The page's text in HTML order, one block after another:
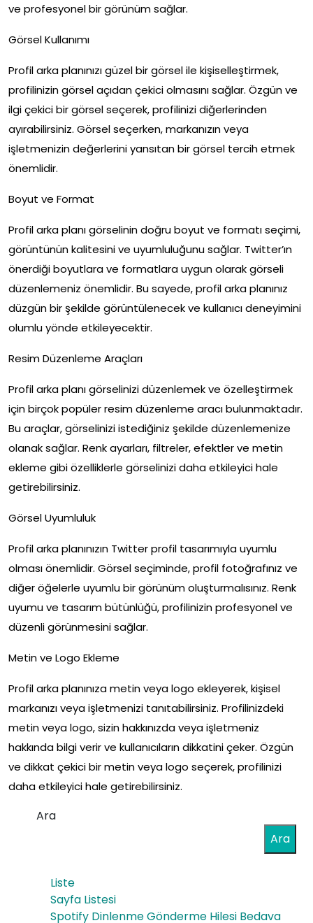
ve profesyonel bir görünüm sağlar.
Görsel Kullanımı
Profil arka planınızı güzel bir görsel ile kişiselleştirmek,
profilinizin görsel açıdan çekici olmasını sağlar. Özgün ve
ilgi çekici bir görsel seçerek, profilinizi diğerlerinden
ayırabilirsiniz. Görsel seçerken, markanızın veya
işletmenizin değerlerini yansıtan bir görsel tercih etmek
önemlidir.
Boyut ve Format
Profil arka planı görselinin doğru boyut ve formatı seçimi,
görüntünün kalitesini ve uyumluluğunu sağlar. Twitter’ın
önerdiği boyutlara ve formatlara uygun olarak görseli
düzenlemeniz önemlidir. Bu sayede, profil arka planınız
düzgün bir şekilde görüntülenecek ve kullanıcı deneyimini
olumlu yönde etkileyecektir.
Resim Düzenleme Araçları
Profil arka planı görselinizi düzenlemek ve özelleştirmek
için birçok popüler resim düzenleme aracı bulunmaktadır.
Bu araçlar, görselinizi istediğiniz şekilde düzenlemenize
olanak sağlar. Renk ayarları, filtreler, efektler ve metin
ekleme gibi özelliklerle görselinizi daha etkileyici hale
getirebilirsiniz.
Görsel Uyumluluk
Profil arka planınızın Twitter profil tasarımıyla uyumlu
olması önemlidir. Görsel seçiminde, profil fotoğrafınız ve
diğer öğelerle uyumlu bir görünüm oluşturmalısınız. Renk
uyumu ve tasarım bütünlüğü, profilinizin profesyonel ve
düzenli görünmesini sağlar.
Metin ve Logo Ekleme
Profil arka planınıza metin veya logo ekleyerek, kişisel
markanızı veya işletmenizi tanıtabilirsiniz. Profilinizdeki
metin veya logo, sizin hakkınızda veya işletmeniz
hakkında bilgi verir ve kullanıcıların dikkatini çeker. Özgün
ve dikkat çekici bir metin veya logo seçerek, profilinizi
daha etkileyici hale getirebilirsiniz.
Ara
Ara
Liste
Sayfa Listesi
Spotify Dinlenme Gönderme Hilesi Bedava